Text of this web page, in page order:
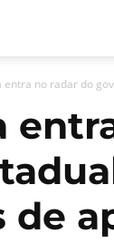
entra no radar do